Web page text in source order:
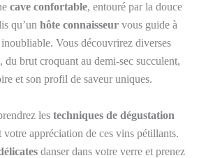
cave confortable, entouré par la douce
qu’un hôte connaisseur vous guide à
Vous découvrirez diverses
du brut croquant au demi-sec succulent,
et son profil de saveur uniques.
les techniques de dégustation
votre appréciation de ces vins pétillants.
danser dans votre verre et prenez